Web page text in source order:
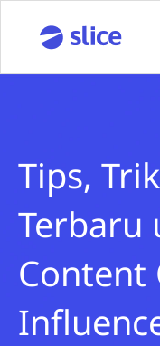
Tips,
Terbaru
Content